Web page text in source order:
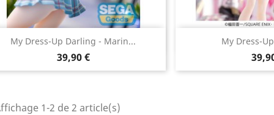
My Dress-Up Darling - Marin...
39,90 €
Aperçu rapide My Dress-

1-2 de 2 article(s)